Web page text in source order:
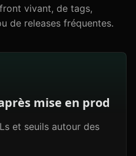
vivant, de tags,
de releases fréquentes.
mise en prod
et seuils autour des